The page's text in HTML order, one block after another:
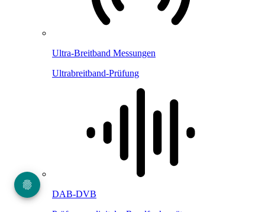
Ultra-Breitband Messungen
Ultrabreitband-Prüfung
DAB-DVB